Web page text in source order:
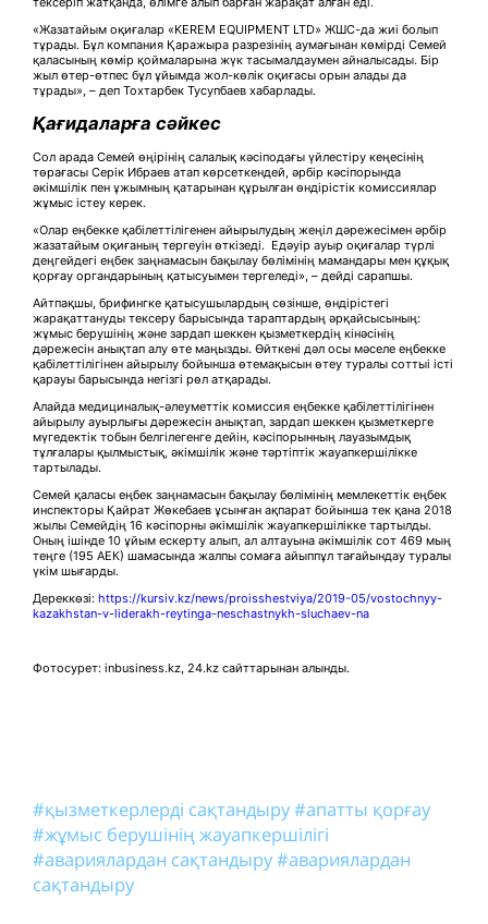
«Жазатайым оқиғалар «KEREM EQUIPMENT LTD» ЖШС-да жиі болып
тұрады. Бұл компания Қаражыра разрезінің аумағынан көмірді Семей
қаласының көмір қоймаларына жүк тасымалдаумен айналысады. Бір
жыл өтер-өтпес бұл ұйымда жол-көлік оқиғасы орын алады да
тұрады», – деп Тохтарбек Тусупбаев хабарлады.
Қағидаларға сәйкес
Сол арада Семей өңірінің салалық кәсіподағы үйлестіру кеңесінің
төрағасы Серік Ибраев атап көрсеткендей, әрбір кәсіпорында
әкімшілік пен ұжымның қатарынан құрылған өндірістік комиссиялар
жұмыс істеу керек.
«Олар еңбекке қабілеттілігенен айырылудың жеңіл дәрежесімен әрбір
жазатайым оқиғаның тергеуін өткізеді. Едәуір ауыр оқиғалар түрлі
деңгейдегі еңбек заңнамасын бақылау бөлімінің мамандары мен құқық
қорғау органдарының қатысуымен тергеледі», – дейді сарапшы.
Айтпақшы, брифингке қатысушылардың сөзінше, өндірістегі
жарақаттануды тексеру барысында тараптардың әрқайсысының:
жұмыс берушінің және зардап шеккен қызметкердің кінәсінің
дәрежесін анықтап алу өте маңызды. Өйткені дәл осы мәселе еңбекке
қабілеттілігінен айырылу бойынша өтемақысын өтеу туралы соттыі істі
қарауы барысында негізгі рөл атқарады.
Алайда медициналық-әлеуметтік комиссия еңбекке қабілеттілігінен
айырылу ауырлығы дәрежесін анықтап, зардап шеккен қызметкерге
мүгедектік тобын белгілегенге дейін, кәсіпорынның лауазымдық
тұлғалары қылмыстық, әкімшілік және тәртіптік жауапкершілікке
тартылады.
Семей қаласы еңбек заңнамасын бақылау бөлімінің мемлекеттік еңбек
инспекторы Қайрат Жөкебаев ұсынған ақпарат бойынша тек қана 2018
жылы Семейдің 16 кәсіпорны әкімшілік жауапкершілікке тартылды.
Оның ішінде 10 ұйым ескерту алып, ал алтауына әкімшілік сот 469 мың
теңге (195 АЕК) шамасында жалпы сомаға айыппұл тағайындау туралы
үкім шығарды.
Дереккөзі: https://kursiv.kz/news/proisshestviya/2019-05/vostochnyy-
kazakhstan-v-liderakh-reytinga-neschastnykh-sluchaev-na
Фотосурет: inbusiness.kz, 24.kz сайттарынан алынды.
#қызметкерлерді сақтандыру#апатты қорғау
#жұмыс берушінің жауапкершілігі
#авариялардан сақтандыру#авариялардан
сақтандыру